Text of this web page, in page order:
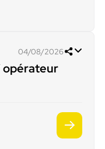
04/08/2026
opérateur